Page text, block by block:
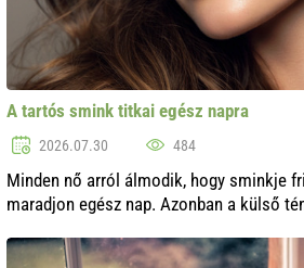
A tartós smink titkai egész napra
2026.07.30 484
Minden nő arról álmodik, hogy sminkje
maradjon egész nap. Azonban a külső
elronthatják az ideális megjelenést..